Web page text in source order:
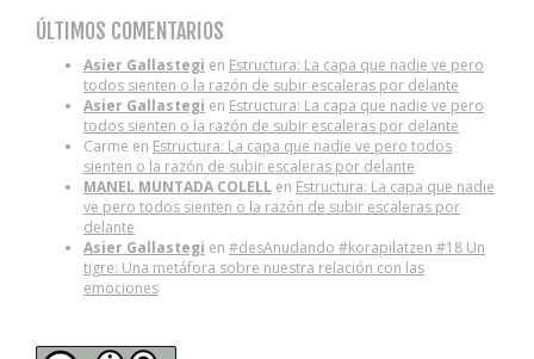
ÚLTIMOS COMENTARIOS
Asier Gallastegi en Estructura: La capa que nadie ve pero
todos sienten o la razón de subir escaleras por delante
Asier Gallastegi en Estructura: La capa que nadie ve pero
todos sienten o la razón de subir escaleras por delante
Carme en Estructura: La capa que nadie ve pero todos
sienten o la razón de subir escaleras por delante
MANEL MUNTADA COLELL en Estructura: La capa que nadie
ve pero todos sienten o la razón de subir escaleras por
delante
Asier Gallastegi en #desAnudando #korapilatzen #18 Un
tigre: Una metáfora sobre nuestra relación con las
emociones